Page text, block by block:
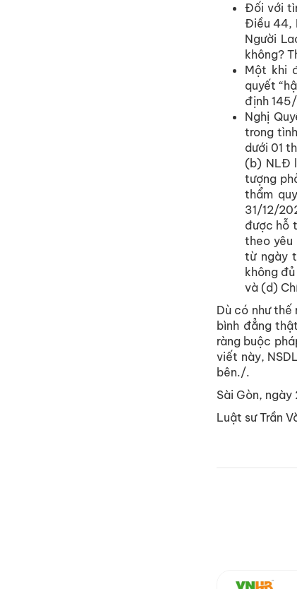
Đối với
Điều 44,
Người
không?
Một khi
quyết
định
Nghị
trong
dưới 01
(b) NLĐ
tượng
thẩm
31/12/
được hỗ
theo yêu
từ ngày
không
và (d)
Dù có như
bình đẳng
ràng buộc
viết này,
bên./.
Sài Gòn,
Luật sư Trần